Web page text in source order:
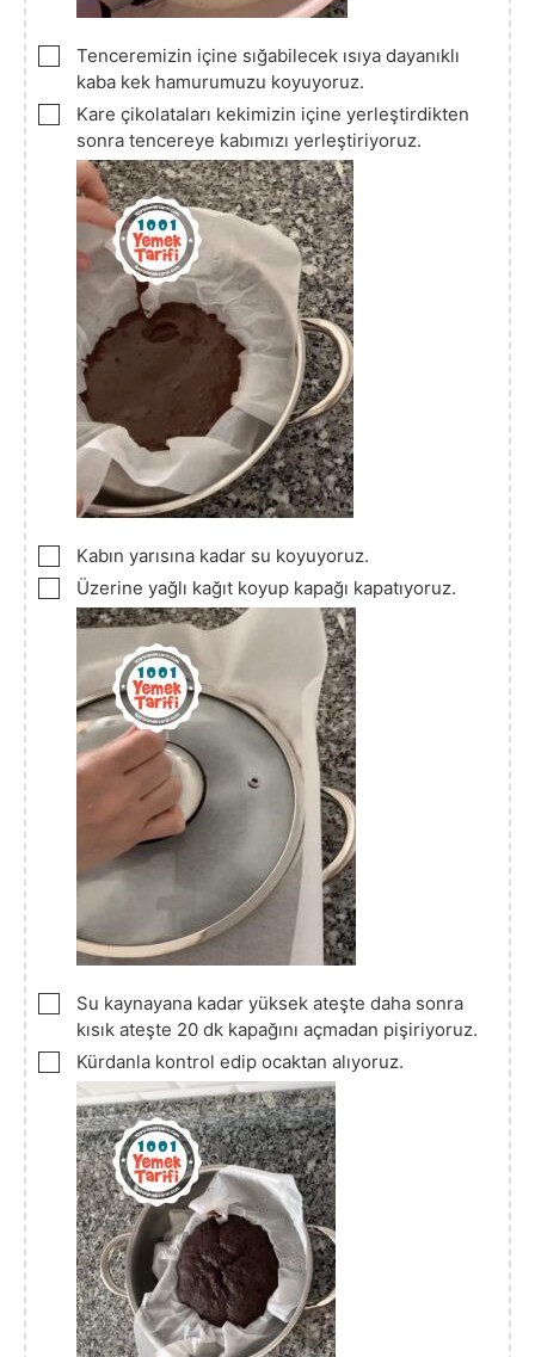
▢
Tenceremizin içine sığabilecek ısıya dayanıklı
kaba kek hamurumuzu koyuyoruz.
▢
Kare çikolataları kekimizin içine yerleştirdikten
sonra tencereye kabımızı yerleştiriyoruz.
▢
Kabın yarısına kadar su koyuyoruz.
▢
Üzerine yağlı kağıt koyup kapağı kapatıyoruz.
▢
Su kaynayana kadar yüksek ateşte daha sonra
kısık ateşte 20 dk kapağını açmadan pişiriyoruz.
▢
Kürdanla kontrol edip ocaktan alıyoruz.